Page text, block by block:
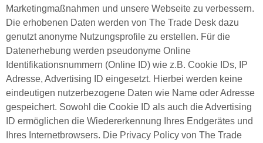
Marketingmaßnahmen und unsere Webseite zu verbessern.
Die erhobenen Daten werden von The Trade Desk dazu
genutzt anonyme Nutzungsprofile zu erstellen. Für die
Datenerhebung werden pseudonyme Online
Identifikationsnummern (Online ID) wie z.B. Cookie IDs, IP
Adresse, Advertising ID eingesetzt. Hierbei werden keine
eindeutigen nutzerbezogene Daten wie Name oder Adresse
gespeichert. Sowohl die Cookie ID als auch die Advertising
ID ermöglichen die Wiedererkennung Ihres Endgerätes und
Ihres Internetbrowsers. Die Privacy Policy von The Trade